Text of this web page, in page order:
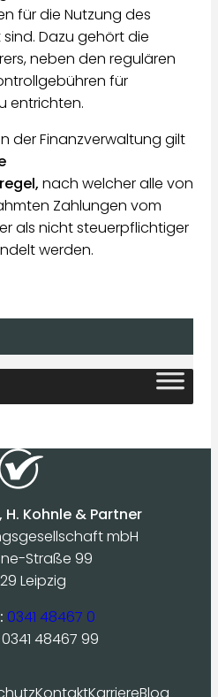
für die Nutzung des
Dazu gehört die
neben den regulären
für
entrichten.
der Finanzverwaltung gilt
nach welcher alle von
Zahlungen vom
als nicht steuerpflichtiger
werden.
H. Kohnle & Partner
mbH
Straße 99
Leipzig
0341 48467 0
0341 48467 99